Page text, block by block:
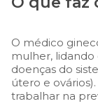
O médico
mulher,
doenças do
útero e
trabalhar na